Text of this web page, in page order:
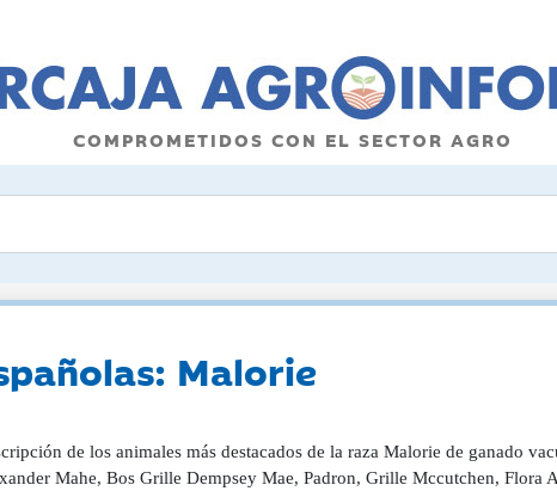
COMPROMETIDOS CON EL SECTOR AGRO
Malorie
de los animales más destacados de la raza Malorie de ganado
Mahe, Bos Grille Dempsey Mae, Padron, Grille Mccutchen, Flora